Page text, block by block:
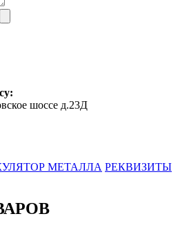
шоссе д.23Д
МЕТАЛЛА РЕКВИЗИТЫ